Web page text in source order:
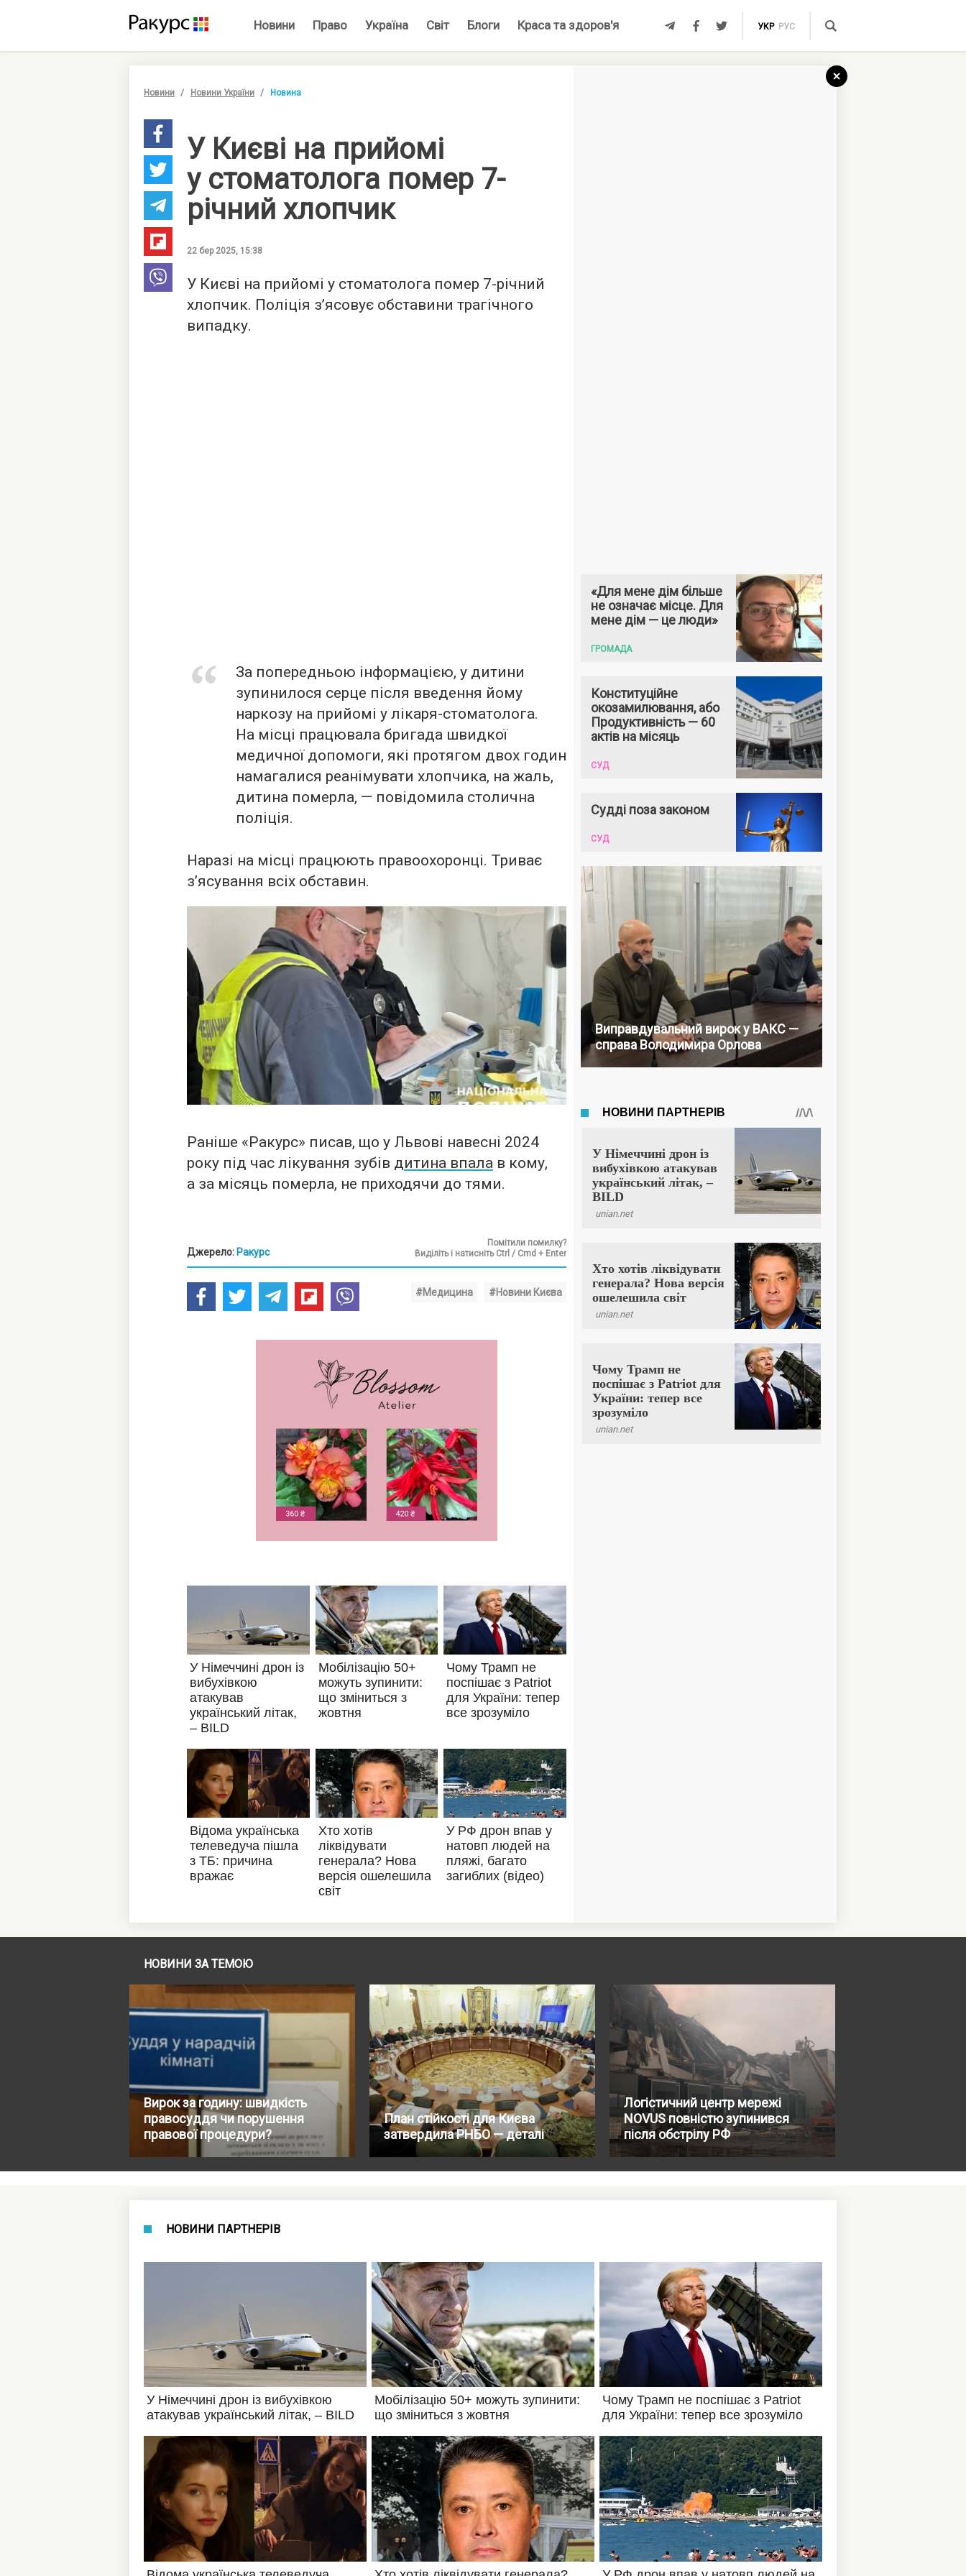
Новини Право Україна Світ Блоги Краса та здоров'я УКР РУС
Новини Новини України Новина
У Києві на прийомі
у стоматолога помер 7-
річний хлопчик
22 бер 2025, 15:38
У Києві на прийомі у стоматолога помер 7-річний
хлопчик. Поліція зʼясовує обставини трагічного
випадку.
За попередньою інформацією, у дитини
зупинилося серце після введення йому
наркозу на прийомі у лікаря-стоматолога.
На місці працювала бригада швидкої
медичної допомоги, які протягом двох годин
намагалися реанімувати хлопчика, на жаль,
дитина померла, — повідомила столична
поліція.
Наразі на місці працюють правоохоронці. Триває
з’ясування всіх обставин.
Раніше «Ракурс» писав, що у Львові навесні 2024
року під час лікування зубів дитина впала в кому,
а за місяць померла, не приходячи до тями.
Джерело: Ракурс
Помітили помилку?
Виділіть і натисніть Ctrl / Cmd + Enter
#Медицина #Новини Києва
«Для мене дім більше
не означає місце. Для
мене дім — це люди»
ГРОМАДА
Конституційне
окозамилювання, або
Продуктивність — 60
актів на місяць
СУД
Судді поза законом
СУД
Виправдувальний вирок у ВАКС —
справа Володимира Орлова
НОВИНИ ЗА ТЕМОЮ
Вирок за годину: швидкість
правосуддя чи порушення
правової процедури?
План стійкості для Києва
затвердила РНБО — деталі
Логістичний центр мережі
NOVUS повністю зупинився
після обстрілу РФ
НОВИНИ ПАРТНЕРІВ